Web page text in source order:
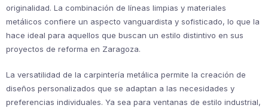
originalidad. La combinación de líneas limpias y materiales
metálicos confiere un aspecto vanguardista y sofisticado, lo que la
hace ideal para aquellos que buscan un estilo distintivo en sus
proyectos de reforma en Zaragoza.
La versatilidad de la carpintería metálica permite la creación de
diseños personalizados que se adaptan a las necesidades y
preferencias individuales. Ya sea para ventanas de estilo industrial,